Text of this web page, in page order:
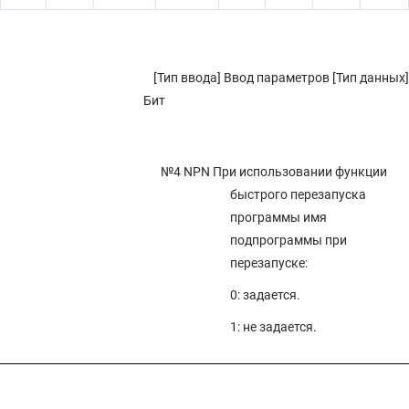
[Тип ввода] Ввод параметров [Тип данных]
Бит
№4 NPN При использовании функции
быстрого перезапуска
программы имя
подпрограммы при
перезапуске:
0: задается.
1: не задается.
4.109 ПАРАМЕТРЫ ФУНКЦИЙ УПРАВЛЕНИЯ ИНСТРУМЕНТОМ (2 ИЗ 2)
4.108 ПАРАМЕТРЫ ОТОБРАЖЕНИЯ И РЕДАКТИРОВАНИЯ (5 ИЗ 6)
4.105 ПАРАМЕТРЫ СИНХРОННОГО, КОМПЛЕКСНОГО И
4.104 ПАРАМЕТРЫ РУЧНОГО ШТУРВАЛА (2 ИЗ 2)
4.103 ПАРАМЕТРЫ ЗАЩИТЫ ОТ НЕИСПРАВНОСТЕЙ
4.101 ПАРАМЕТРЫ ВСТРОЕННОГО МАКРОСА (2 ИЗ 2)